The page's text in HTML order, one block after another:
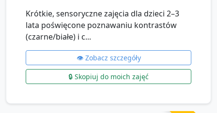
Krótkie, sensoryczne zajęcia dla dzieci 2–3
lata poświęcone poznawaniu kontrastów
(czarne/białe) i c...
👁️ Zobacz szczegóły
🔒 Skopiuj do moich zajęć